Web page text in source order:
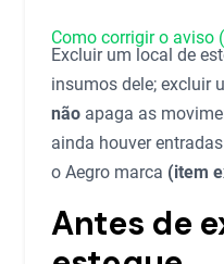
Como corrigir o aviso
Excluir um local de
insumos dele; excluir
não apaga as
ainda houver
o Aegro marca (item
Antes de